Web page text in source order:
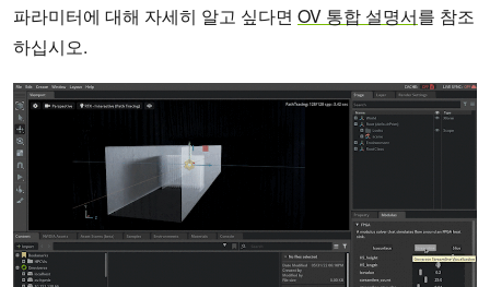
파라미터에 대해 자세히 알고 싶다면 OV 통합 설명서를 참조
하십시오.